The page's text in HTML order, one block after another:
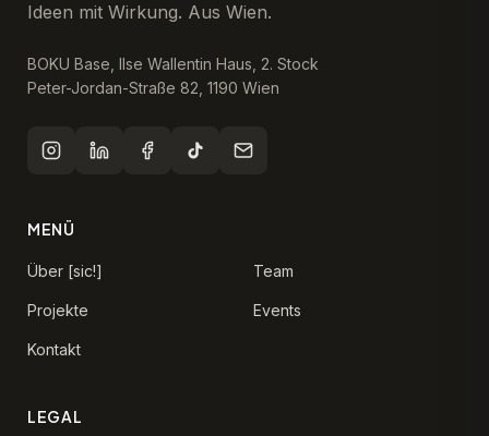
Ideen mit Wirkung. Aus Wien.
BOKU Base, Ilse Wallentin Haus, 2. Stock
Peter-Jordan-Straße 82, 1190 Wien
MENÜ
Über [sic!] Team
Projekte Events
Kontakt
LEGAL